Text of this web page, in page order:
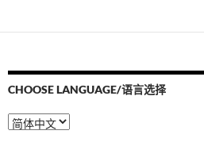
CHOOSE LANGUAGE/语言选择
Choose
Language/